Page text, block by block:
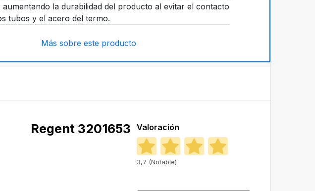
aumentando la durabilidad del producto al evitar el contacto
tubos y el acero del termo.
Más sobre este producto
Regent 3201653 Valoración
3,7 (Notable)